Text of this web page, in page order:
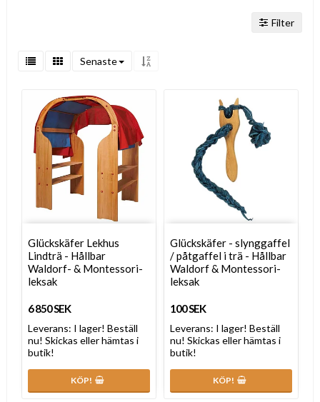
Filter
Senaste
Glückskäfer Lekhus
Lindträ - Hållbar
Waldorf- & Montessori-
leksak
6 850 SEK
Leverans: I lager! Beställ
nu! Skickas eller hämtas i
butik!
KÖP!
Glückskäfer - slynggaffel
/ påtgaffel i trä - Hållbar
Waldorf & Montessori-
leksak
100 SEK
Leverans: I lager! Beställ
nu! Skickas eller hämtas i
butik!
KÖP!